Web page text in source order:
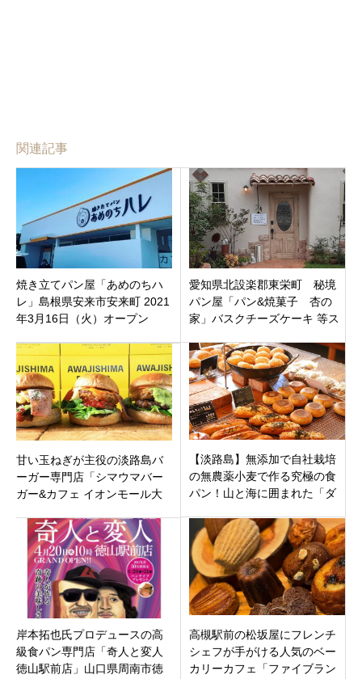
関連記事
焼き立てパン屋「あめのちハ
レ」島根県安来市安来町 2021
年3月16日（火）オープン
愛知県北設楽郡東栄町 秘境
パン屋「パン&焼菓子 杏の
家」バスクチーズケーキ 等ス
甘い玉ねぎが主役の淡路島バ
ーガー専門店「シマウマバー
ガー&カフェ イオンモール大
ールにオープン
【淡路島】無添加で自社栽培
の無農薬小麦で作る究極の食
パン！山と海に囲まれた「ダ
がオープン
岸本拓也氏プロデュースの高
級食パン専門店「奇人と変人
徳山駅前店」山口県周南市徳
高槻駅前の松坂屋にフレンチ
シェフが手がける人気のベー
カリーカフェ「ファイブラン